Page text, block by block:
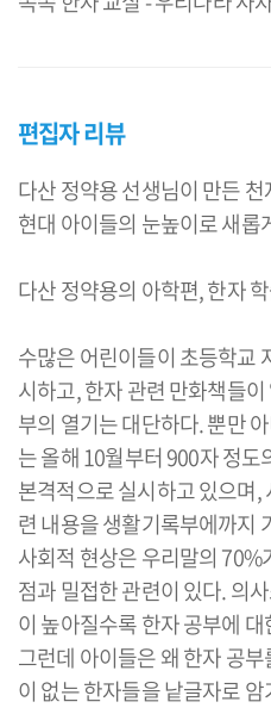
편집자 리뷰
다산 정약용 선생님이 만든
현대 아이들의 눈높이로 새롭
다산 정약용의 아학편, 한자
수많은 어린이들이 초등학교
시하고, 한자 관련 만화책들
부의 열기는 대단하다. 뿐만
는 올해 10월부터 900자 정
본격적으로 실시하고 있으며
련 내용을 생활기록부에까지
사회적 현상은 우리말의
점과 밀접한 관련이 있다. 의
이 높아질수록 한자 공부에
그런데 아이들은 왜 한자 공
이 없는 한자들을 낱글자로